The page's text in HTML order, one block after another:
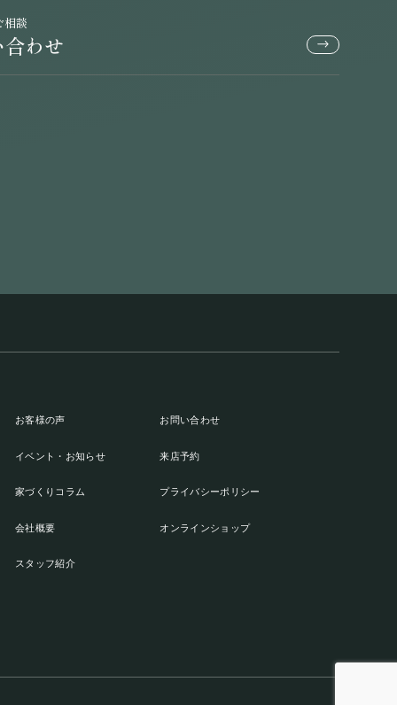
相談
わせ
お客様の声
イベント・お知らせ
家づくりコラム
会社概要
スタッフ紹介
お問い合わせ
来店予約
プライバシーポリシー
オンラインショップ